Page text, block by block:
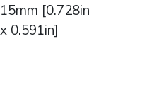
15mm [0.728in
x 0.591in]